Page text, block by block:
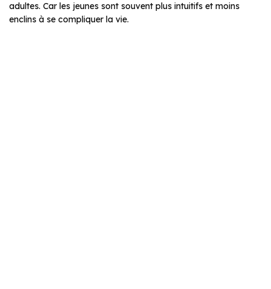
adultes. Car les jeunes sont souvent plus intuitifs et moins
enclins à se compliquer la vie.